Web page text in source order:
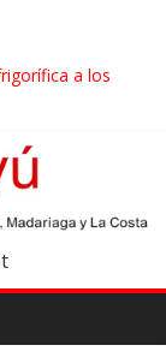
a los
actualizar el
récord histórico
de toneladas
de 40% en el